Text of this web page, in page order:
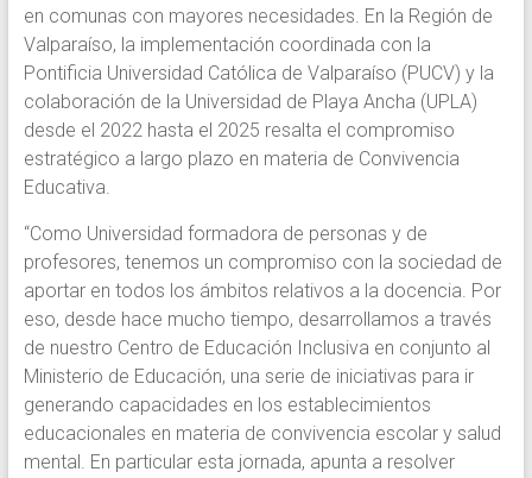
en comunas con mayores necesidades. En la Región de
Valparaíso, la implementación coordinada con la
Pontificia Universidad Católica de Valparaíso (PUCV) y la
colaboración de la Universidad de Playa Ancha (UPLA)
desde el 2022 hasta el 2025 resalta el compromiso
estratégico a largo plazo en materia de Convivencia
Educativa.
“Como Universidad formadora de personas y de
profesores, tenemos un compromiso con la sociedad de
aportar en todos los ámbitos relativos a la docencia. Por
eso, desde hace mucho tiempo, desarrollamos a través
de nuestro Centro de Educación Inclusiva en conjunto al
Ministerio de Educación, una serie de iniciativas para ir
generando capacidades en los establecimientos
educacionales en materia de convivencia escolar y salud
mental. En particular esta jornada, apunta a resolver